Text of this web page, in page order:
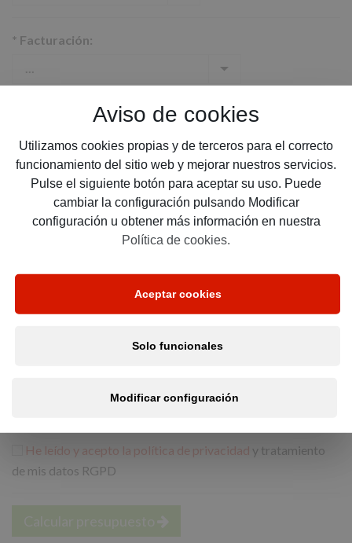
Aviso de cookies
Utilizamos cookies propias y de terceros para el correcto
funcionamiento del sitio web y mejorar nuestros servicios.
Pulse el siguiente botón para aceptar su uso. Puede
cambiar la configuración pulsando Modificar
configuración u obtener más información en nuestra
Política de cookies.
Aceptar cookies
Solo funcionales
Modificar configuración
* Facturación:
Nº de empleados en nómina, aunque sea a tiempo
parcial:
Provincia:
He leído y acepto la política de privacidad y tratamiento
de mis datos RGPD